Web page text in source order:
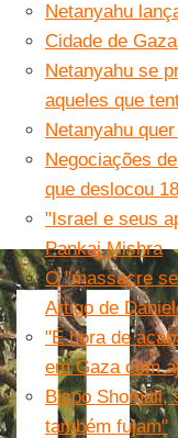
Netanyahu
Cidade de
Netanyahu se
aqueles que
Netanyahu
Negociações
que deslocou
"Israel e seus
Pankaj Mishra
O "massacre
Artigo de
"É hora de
em Gaza com
Bispo Shomali,
também fujam"